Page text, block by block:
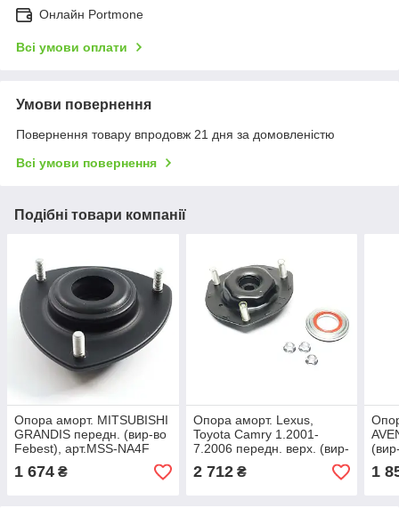
Онлайн Portmone
Всі умови оплати
Умови повернення
Повернення товару впродовж 21 дня за домовленістю
Всі умови повернення
Подібні товари компанії
Опора аморт. MITSUBISHI
GRANDIS передн. (вир-во
Febest), арт.MSS-NA4F
1 674 ₴
Опора аморт. Lexus,
Toyota Camry 1.2001-
7.2006 передн. верх. (вир-
во Kayaba), арт.SM5423
2 712₴ 1